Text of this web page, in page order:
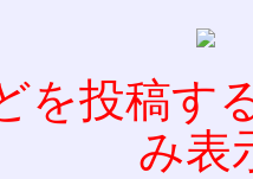
を投稿す
み表